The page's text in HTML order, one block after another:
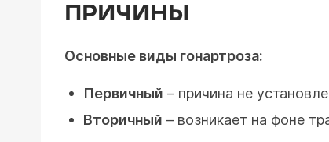
ПРИЧИНЫ
Основные виды гонартроза:
Первичный – причина не
Вторичный – возникает на фоне